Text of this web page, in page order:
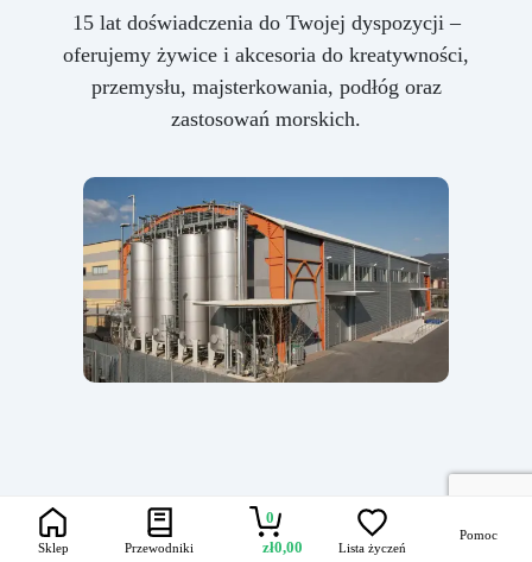
15 lat doświadczenia do Twojej dyspozycji –
oferujemy żywice i akcesoria do kreatywności,
przemysłu, majsterkowania, podłóg oraz
zastosowań morskich.
Sklep Przewodniki
0
zł0,00 Lista życzeń
Pomoc